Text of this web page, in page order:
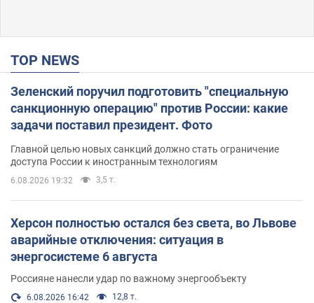
TOP NEWS
Зеленский поручил подготовить "специальную
санкционную операцию" против России: какие
задачи поставил президент. Фото
Главной целью новых санкций должно стать ограничение
доступа России к иностранным технологиям
6.08.2026 19:32 3,5 т.
Херсон полностью остался без света, во Львове
аварийные отключения: ситуация в
энергосистеме 6 августа
Россияне нанесли удар по важному энергообъекту
6.08.2026 16:42 12,8 т.